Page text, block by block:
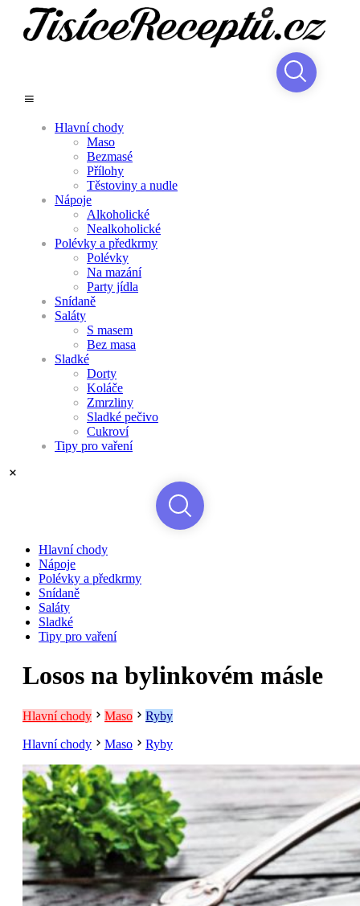
Hlavní chody
Maso
Bezmasé
Přílohy
Těstoviny a nudle
Nápoje
Alkoholické
Nealkoholické
Polévky a předkrmy
Polévky
Na mazání
Party jídla
Snídaně
Saláty
S masem
Bez masa
Sladké
Dorty
Koláče
Zmrzliny
Sladké pečivo
Cukroví
Tipy pro vaření
Hlavní chody
Nápoje
Polévky a předkrmy
Snídaně
Saláty
Sladké
Tipy pro vaření
Losos na bylinkovém másle
Hlavní chody Maso Ryby
Hlavní chody Maso Ryby